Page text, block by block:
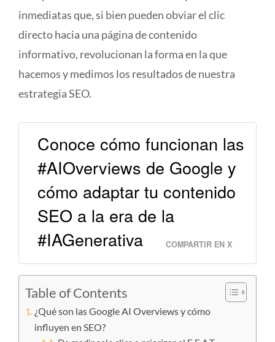
inmediatas que, si bien pueden obviar el clic
directo hacia una página de contenido
informativo, revolucionan la forma en la que
hacemos y medimos los resultados de nuestra
estrategia SEO.
Conoce cómo funcionan las
#AIOverviews de Google y
cómo adaptar tu contenido
SEO a la era de la
#IAGenerativa
COMPARTIR EN X
Table of Contents
¿Qué son las Google AI Overviews y cómo
influyen en SEO?